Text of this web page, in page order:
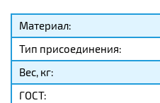
Материал:
Тип присоединения:
Вес, кг:
ГОСТ: